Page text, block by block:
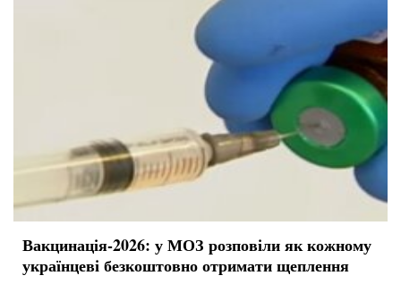
Вакцинація-2026: у МОЗ розповіли як кожному
українцеві безкоштовно отримати щеплення